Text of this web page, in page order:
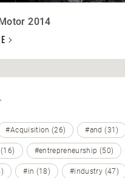
2014
#Acquisition (26) #and (31)
#entrepreneurship (50)
#in (18) #industry (47)